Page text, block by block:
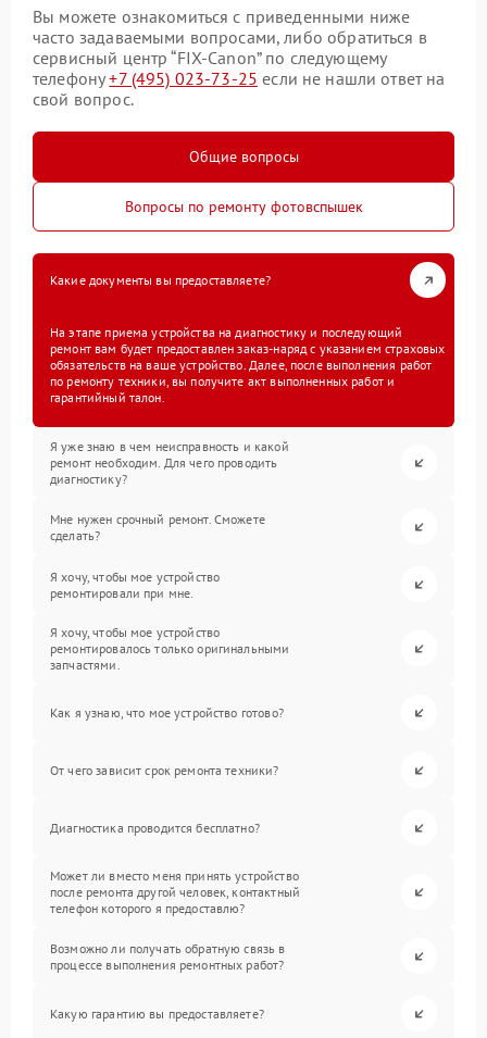
Вы можете ознакомиться с приведенными ниже
часто задаваемыми вопросами, либо обратиться в
сервисный центр “FIX-Canon” по следующему
телефону+7 (495) 023-73-25 если не нашли ответ на
свой вопрос.
Общие вопросы
Вопросы по ремонту фотовспышек
Какие документы вы предоставляете?
На этапе приема устройства на диагностику и последующий
ремонт вам будет предоставлен заказ-наряд с указанием страховых
обязательств на ваше устройство. Далее, после выполнения работ
по ремонту техники, вы получите акт выполненных работ и
гарантийный талон.
Я уже знаю в чем неисправность и какой
ремонт необходим. Для чего проводить
диагностику?
Мне нужен срочный ремонт. Сможете
сделать?
Я хочу, чтобы мое устройство
ремонтировали при мне.
Я хочу, чтобы мое устройство
ремонтировалось только оригинальными
запчастями.
Как я узнаю, что мое устройство готово?
От чего зависит срок ремонта техники?
Диагностика проводится бесплатно?
Может ли вместо меня принять устройство
после ремонта другой человек, контактный
телефон которого я предоставлю?
Возможно ли получать обратную связь в
процессе выполнения ремонтных работ?
Какую гарантию вы предоставляете?